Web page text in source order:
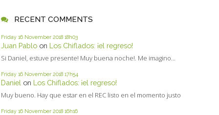
RECENT COMMENTS
Friday 16 November 2018 18h03
Juan Pablo on Los Chiflados: ¡el regreso!
Si Daniel, estuve presente! Muy buena noche!. Me imagino...
Friday 16 November 2018 17h54
Daniel on Los Chiflados: ¡el regreso!
Muy bueno. Hay que estar en el REC listo en el momento justo
Friday 16 November 2018 16h16